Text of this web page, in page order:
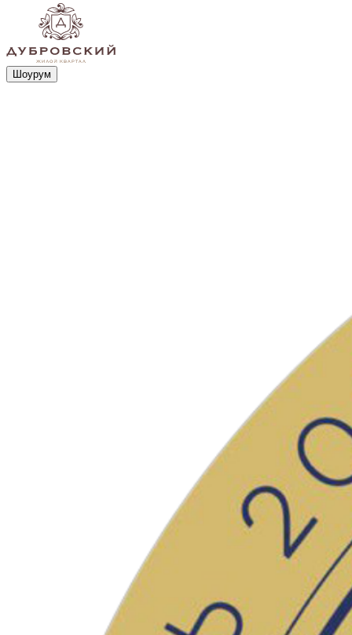
Шоурум